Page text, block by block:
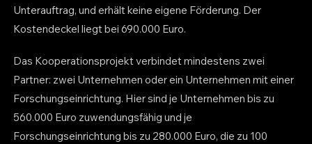
Unterauftrag, und erhält keine eigene Förderung. Der
Kostendeckel liegt bei 690.000 Euro.
Das Kooperationsprojekt verbindet mindestens zwei
Partner: zwei Unternehmen oder ein Unternehmen mit einer
Forschungseinrichtung. Hier sind je Unternehmen bis zu
560.000 Euro zuwendungsfähig und je
Forschungseinrichtung bis zu 280.000 Euro, die zu 100